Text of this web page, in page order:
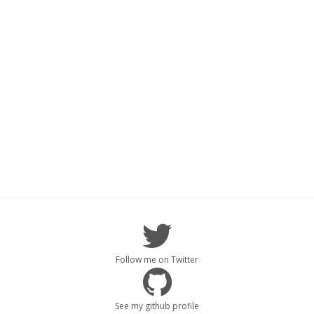
Follow me on Twitter
See my github profile